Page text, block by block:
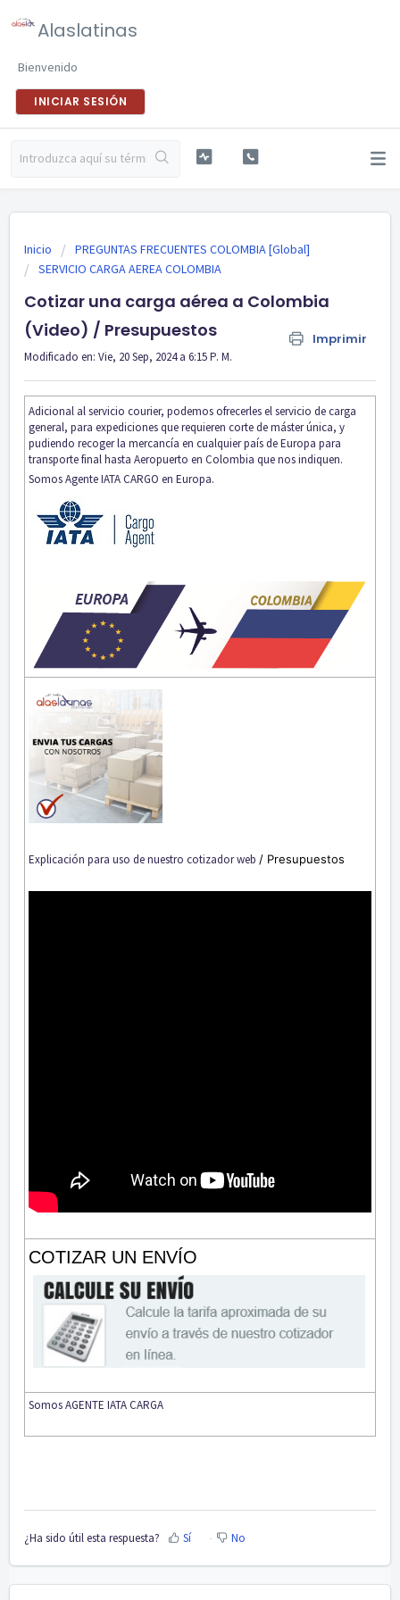
Alaslatinas
Bienvenido
INICIAR SESIÓN
Inicio
PREGUNTAS FRECUENTES COLOMBIA [Global]
SERVICIO CARGA AEREA COLOMBIA
Cotizar una carga aérea a Colombia
(Video) / Presupuestos
Imprimir
Modificado en: Vie, 20 Sep, 2024 a 6:15 P. M.
Adicional al servicio courier, podemos ofrecerles el servicio de carga
general, para expediciones que requieren corte de máster única, y
pudiendo recoger la mercancía en cualquier país de Europa para
transporte final hasta Aeropuerto en Colombia que nos indiquen.
Somos Agente IATA CARGO en Europa.
Explicación para uso de nuestro cotizador web / Presupuestos
COTIZAR UN ENVÍO
Somos AGENTE IATA CARGA
¿Ha sido útil esta respuesta? Sí No